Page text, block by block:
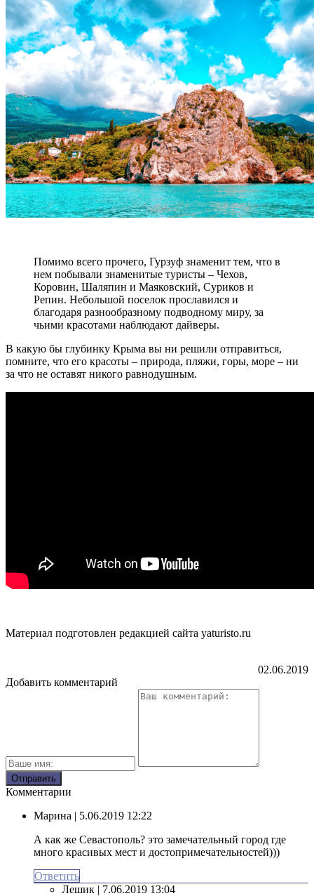
Помимо всего прочего, Гурзуф знаменит тем, что в
нем побывали знаменитые туристы – Чехов,
Коровин, Шаляпин и Маяковский, Суриков и
Репин. Небольшой поселок прославился и
благодаря разнообразному подводному миру, за
чьими красотами наблюдают дайверы.
В какую бы глубинку Крыма вы ни решили отправиться,
помните, что его красоты – природа, пляжи, горы, море – ни
за что не оставят никого равнодушным.
Материал подготовлен редакцией сайта yaturisto.ru
02.06.2019
Добавить комментарий
Комментарии
Марина | 5.06.2019 12:22
А как же Севастополь? это замечательный город где
много красивых мест и достопримечательностей)))
Ответить
Лешик | 7.06.2019 13:04